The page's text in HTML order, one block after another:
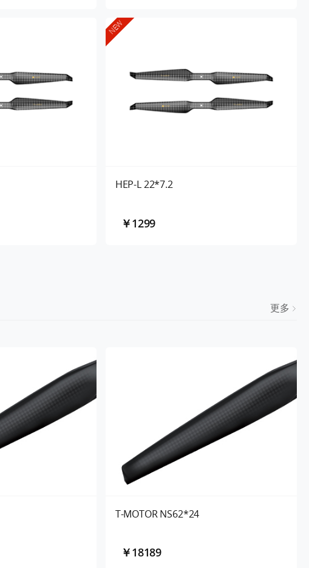
NEW
HEP-L 22*7.2
￥1299
更多
T-MOTOR NS62*24
￥18189